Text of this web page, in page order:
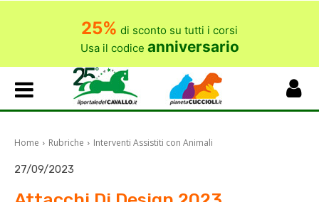
25% di sconto su tutti i corsi
Usa il codice anniversario
Home Rubriche Interventi Assistiti con Animali
27/09/2023